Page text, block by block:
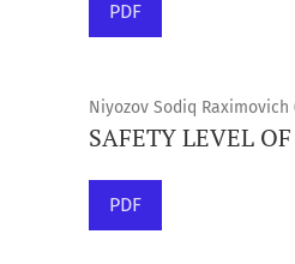
PDF
Niyozov Sodiq Raximovich
SAFETY LEVEL
PDF